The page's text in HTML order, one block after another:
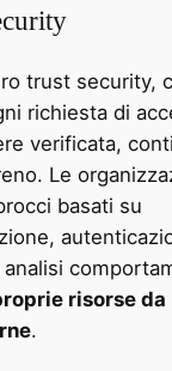
trust security,
richiesta di
verificata,
Le
basati su
risorse da
.